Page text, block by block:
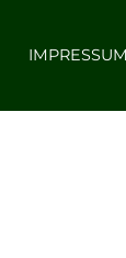
IMPRESSUM